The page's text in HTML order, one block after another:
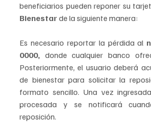
beneficiarios pueden reponer su
Bienestar de la siguiente manera:
Es necesario reportar la pérdida al
0000, donde cualquier banco
Posteriormente, el usuario deberá
de bienestar para solicitar la
formato sencillo. Una vez
procesada y se notificará
reposición.